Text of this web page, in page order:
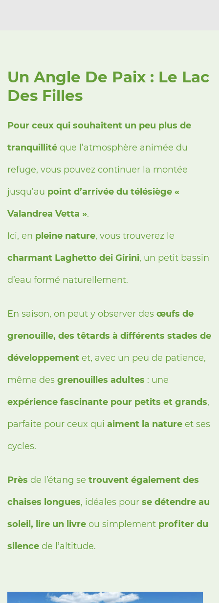
Un Angle De Paix : Le Lac
Des Filles
Pour ceux qui souhaitent un peu plus de
tranquillité que l’atmosphère animée du
refuge, vous pouvez continuer la montée
jusqu’au point d’arrivée du télésiège «
Valandrea Vetta ».
Ici, en pleine nature, vous trouverez le
charmant Laghetto dei Girini, un petit bassin
d’eau formé naturellement.
En saison, on peut y observer des œufs de
grenouille, des têtards à différents stades de
développement et, avec un peu de patience,
même des grenouilles adultes : une
expérience fascinante pour petits et grands,
parfaite pour ceux qui aiment la nature et ses
cycles.
Près de l’étang se trouvent également des
chaises longues, idéales pour se détendre au
soleil, lire un livre ou simplement profiter du
silence de l’altitude.